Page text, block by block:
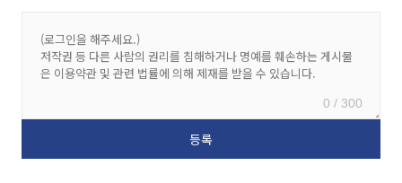
0 / 300